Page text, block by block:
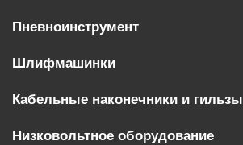
Пневноинструмент
Шлифмашинки
Кабельные наконечники и гильзы
Низковольтное оборудование